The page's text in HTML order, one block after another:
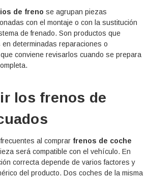
de freno se agrupan piezas
con el montaje o con la sustitución
de frenado. Son productos que
determinadas reparaciones o
conviene revisarlos cuando se prepara
los frenos de
al comprar frenos de coche
será compatible con el vehículo. En
correcta depende de varios factores y
del producto. Dos coches de la misma